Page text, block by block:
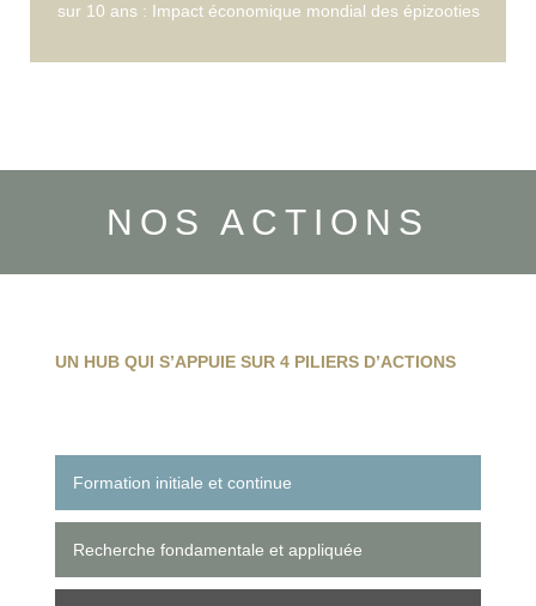
sur 10 ans : Impact économique mondial des épizooties
NOS ACTIONS
UN HUB QUI S’APPUIE SUR 4 PILIERS D’ACTIONS
Formation initiale et continue
Recherche fondamentale et appliquée